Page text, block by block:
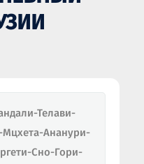
Телави-
Ананури-
Сно-Гори-